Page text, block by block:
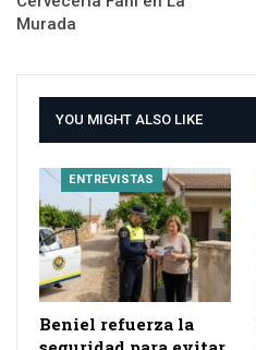
Murada
YOU MIGHT ALSO LIKE
ENTREVISTAS
Beniel refuerza la